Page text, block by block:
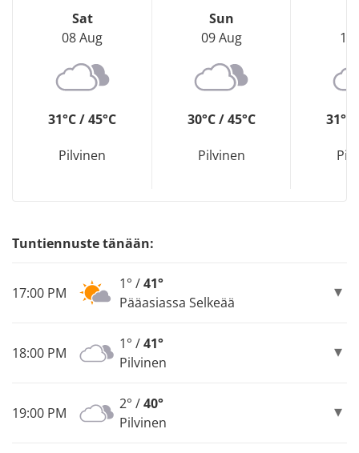
Sat
08 Aug
31°C / 45°C
Pilvinen
Sun
09 Aug
30°C / 45°C
Pilvinen
10
31°C
Tuntiennuste tänään:
17:00 PM
1° /41°
Pääasiassa Selkeää
18:00 PM
1° /41°
Pilvinen
19:00 PM
2° /40°
Pilvinen